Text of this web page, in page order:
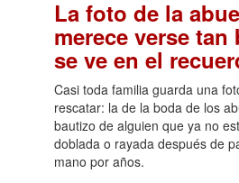
La foto de la
merece verse
se ve en el
Casi toda familia guarda una
rescatar: la de la boda de los
bautizo de alguien que ya no
doblada o rayada después de
mano por años.